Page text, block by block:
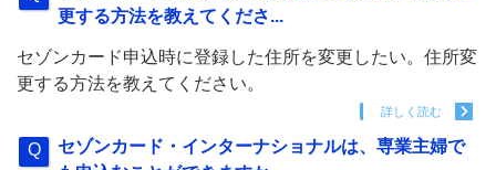
更する方法を教えてくださ...
セゾンカード申込時に登録した住所を変更したい。住所変
更する方法を教えてください。
詳しく読む
セゾンカード・インターナショナルは、専業主婦で